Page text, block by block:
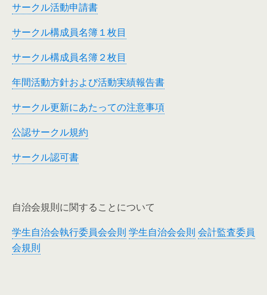
サークル活動申請書
サークル構成員名簿１枚目
サークル構成員名簿２枚目
年間活動方針および活動実績報告書
サークル更新にあたっての注意事項
公認サークル規約
サークル認可書
自治会規則に関することについて
学生自治会執行委員会会則 学生自治会会則 会計監査委員
会規則